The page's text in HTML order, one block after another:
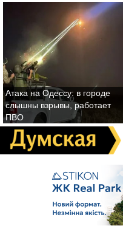
Атака на Одессу: в городе
слышны взрывы, работает
ПВО